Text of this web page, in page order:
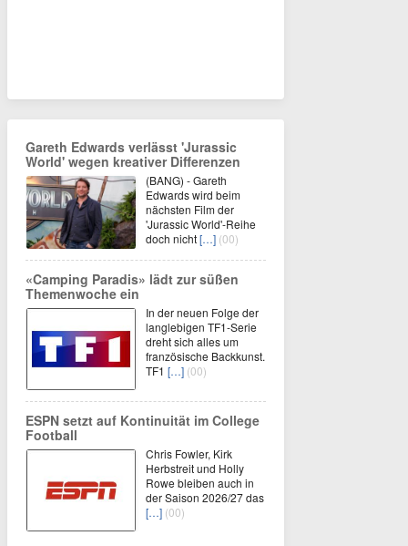
Gareth Edwards verlässt 'Jurassic
World' wegen kreativer Differenzen
(BANG) - Gareth
Edwards wird beim
nächsten Film der
'Jurassic World'-Reihe
doch nicht[…] (00)
«Camping Paradis» lädt zur süßen
Themenwoche ein
In der neuen Folge der
langlebigen TF1-Serie
dreht sich alles um
französische Backkunst.
TF1 […] (00)
ESPN setzt auf Kontinuität im College
Football
Chris Fowler, Kirk
Herbstreit und Holly
Rowe bleiben auch in
der Saison 2026/27 das
[…] (00)